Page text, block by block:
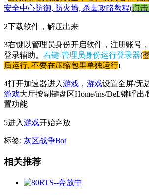
安全中心防御, 防火墙, 杀毒攻略教程(点
2下载软件，解压出来
3右键以管理员身份开启软件，注册账号
登录辅助。 右键-管理员身份运行登录器(
后运行, 不要在压缩包里单独运行)
4打开加速器进入游戏 ， 游戏设置全屏/无
游戏大厅按副键盘区Home/ins/DeL键呼出
置功能
5进入游戏开始奔放
标签: 灰区战争Bot
相关推荐